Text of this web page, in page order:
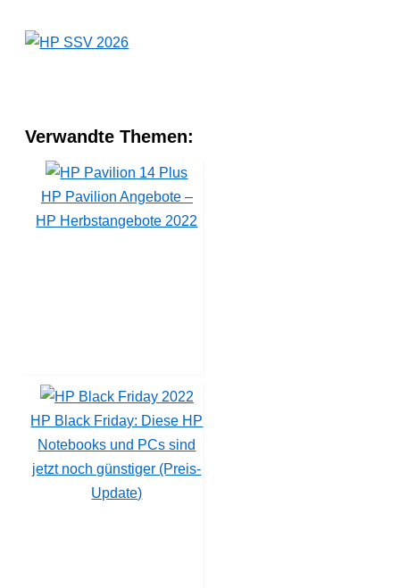
Verwandte Themen:
HP Pavilion Angebote –
HP Herbstangebote 2022
HP Black Friday: Diese HP
Notebooks und PCs sind
jetzt noch günstiger (Preis-
Update)